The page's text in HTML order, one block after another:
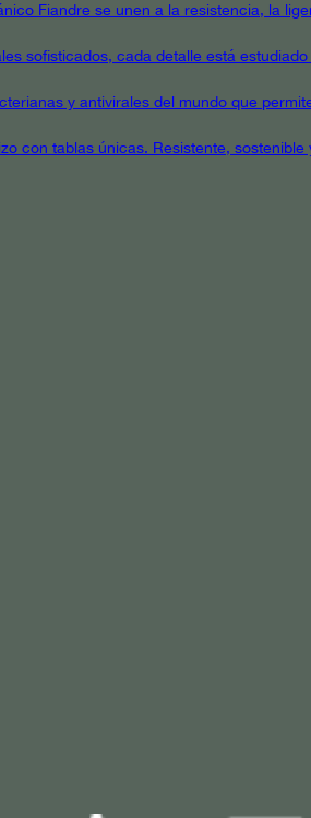
Fiandre se unen a la resistencia, la
sofisticados, cada detalle está
y antivirales del mundo que
con tablas únicas. Resistente,